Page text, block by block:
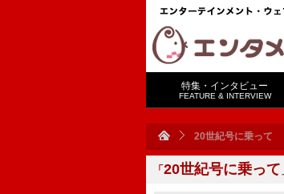
特集・インタビュー
FEATURE & INTERVIEW
20世紀号に乗って
「20世紀号に乗って